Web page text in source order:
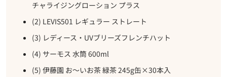
チャライジングローション プラス
(2) LEVIS501 レギュラー ストレート
(3) レディース・UVブリーズフレンチハット
(4) サーモス 水筒 600ml
(5) 伊藤園 お～いお茶 緑茶 245g缶×30本入